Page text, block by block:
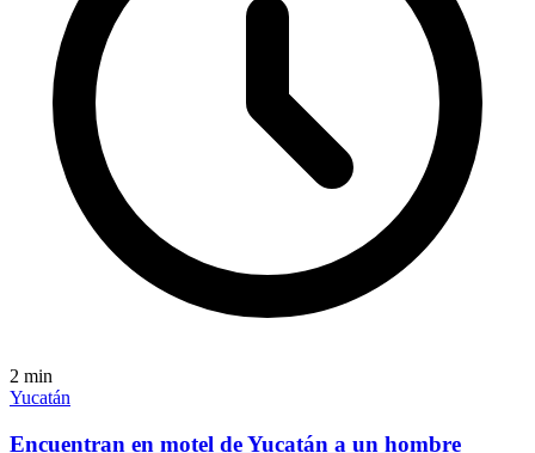
2 min
Yucatán
Encuentran en motel de Yucatán a un hombre